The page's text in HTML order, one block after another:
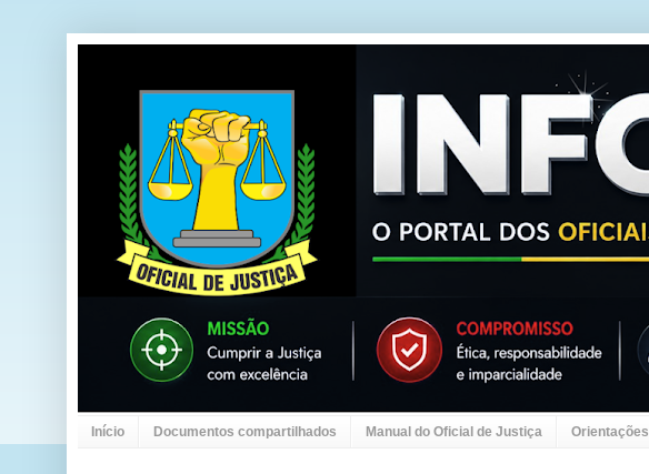
Início Documentos compartilhados Manual do Oficial de Justiça Orientações